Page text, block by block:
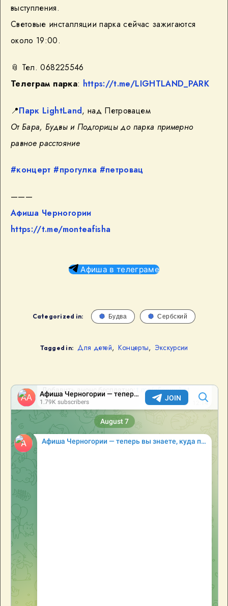
выступления.
Световые инсталляции парка сейчас зажигаются
около 19:00.
📎 Тел. 068225546
Телеграм парка: https://t.me/LIGHTLAND_PARK
📍Парк LightLand, над Петровацем
От Бара, Будвы и Подгорицы до парка примерно
равное расстояние
#концерт #прогулка #петровац
———
Афиша Черногории
https://t.me/monteafisha
Афиша в телеграме
Categorized in: Будва Сербский
Tagged in: Для детей, Концерты, Экскурсии